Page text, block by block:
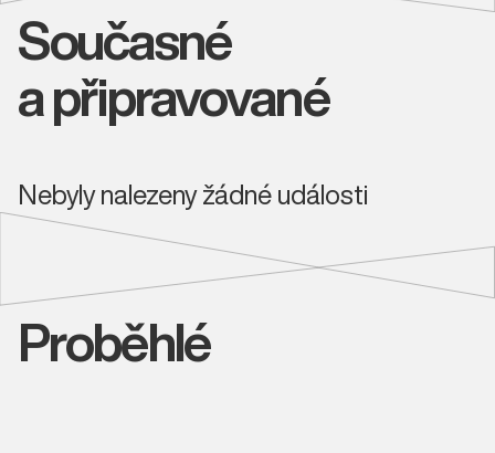
Současné
a připravované
Nebyly nalezeny žádné události
Proběhlé